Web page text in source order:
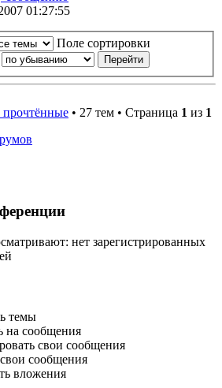
01:27:55
Поле сортировки
прочтённые • 27 тем • Страница 1 из 1
нет зарегистрированных
темы
на сообщения
свои сообщения
свои сообщения
вложения